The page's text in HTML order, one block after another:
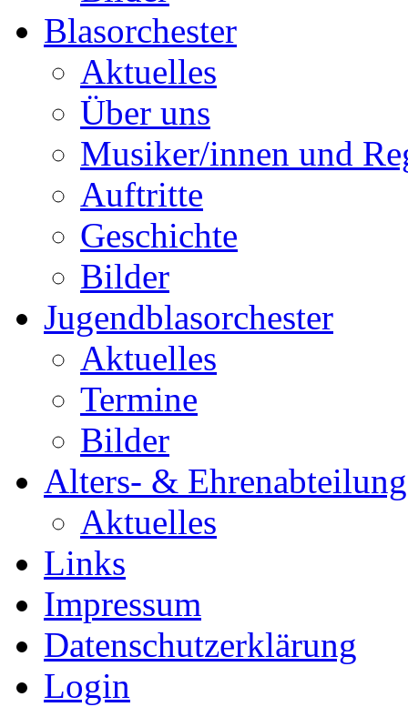
Blasorchester
Aktuelles
Über uns
Musiker/innen und
Auftritte
Geschichte
Bilder
Jugendblasorchester
Aktuelles
Termine
Bilder
Alters- & Ehrenabteilung
Aktuelles
Links
Impressum
Datenschutzerklärung
Login